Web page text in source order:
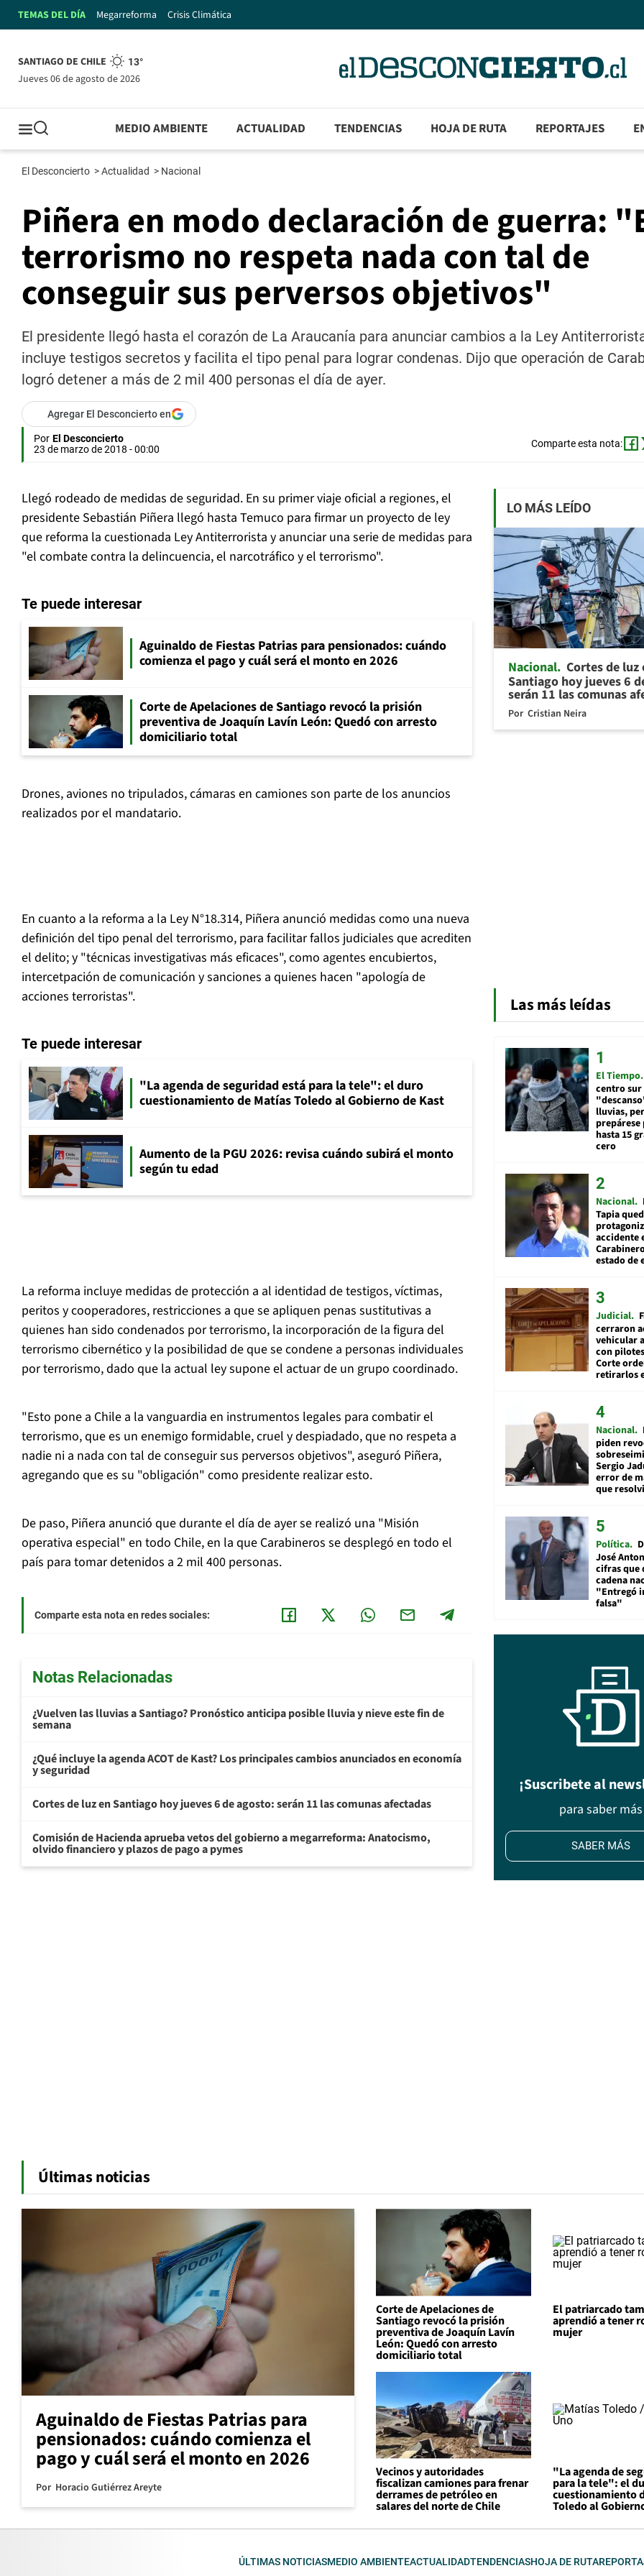
TEMAS DEL DÍA Megarreforma Crisis Climática
SANTIAGO DE CHILE 13°
jueves 06 de agosto de 2026
MEDIO AMBIENTE ACTUALIDAD TENDENCIAS HOJA DE RUTA REPORTAJES
El Desconcierto >Actualidad > Nacional
Piñera en modo declaración de guerra:
terrorismo no respeta nada con tal de
conseguir sus perversos objetivos"
El presidente llegó hasta el corazón de La Araucanía para anunciar cambios a la Ley
incluye testigos secretos y facilita el tipo penal para lograr condenas. Dijo que operación de
logró detener a más de 2 mil 400 personas el día de ayer.
Agregar El Desconcierto en
Por El Desconcierto
23 de marzo de 2018 - 00:00
Comparte esta nota:
Llegó rodeado de medidas de seguridad. En su primer viaje oficial a regiones, el
presidente Sebastián Piñera llegó hasta Temuco para firmar un proyecto de ley
que reforma la cuestionada Ley Antiterrorista y anunciar una serie de medidas para
"el combate contra la delincuencia, el narcotráfico y el terrorismo".
Te puede interesar
Aguinaldo de Fiestas Patrias para pensionados: cuándo
comienza el pago y cuál será el monto en 2026
Corte de Apelaciones de Santiago revocó la prisión
preventiva de Joaquín Lavín León: Quedó con arresto
domiciliario total
Drones, aviones no tripulados, cámaras en camiones son parte de los anuncios
realizados por el mandatario.
En cuanto a la reforma a la Ley N°18.314, Piñera anunció medidas como una nueva
definición del tipo penal del terrorismo, para facilitar fallos judiciales que acrediten
el delito; y "técnicas investigativas más eficaces", como agentes encubiertos,
intercetpación de comunicación y sanciones a quienes hacen "apología de
acciones terroristas".
Te puede interesar
"La agenda de seguridad está para la tele": el duro
cuestionamiento de Matías Toledo al Gobierno de Kast
Aumento de la PGU 2026: revisa cuándo subirá el monto
según tu edad
La reforma incluye medidas de protección a al identidad de testigos, víctimas,
peritos y cooperadores, restricciones a que se apliquen penas sustitutivas a
quienes han sido condenados por terrorismo, la incorporación de la figura del
terrorismo cibernético y la posibilidad de que se condene a personas individuales
por terrorismo, dado que la actual ley supone el actuar de un grupo coordinado.
"Esto pone a Chile a la vanguardia en instrumentos legales para combatir el
terrorismo, que es un enemigo formidable, cruel y despiadado, que no respeta a
nadie ni a nada con tal de conseguir sus perversos objetivos", aseguró Piñera,
agregando que es su "obligación" como presidente realizar esto.
De paso, Piñera anunció que durante el día de ayer se realizó una "Misión
operativa especial" en todo Chile, en la que Carabineros se desplegó en todo el
país para tomar detenidos a 2 mil 400 personas.
Comparte esta nota en redes sociales:
Notas Relacionadas
¿Vuelven las lluvias a Santiago? Pronóstico anticipa posible lluvia y nieve este fin de
semana
¿Qué incluye la agenda ACOT de Kast? Los principales cambios anunciados en economía
y seguridad
Cortes de luz en Santiago hoy jueves 6 de agosto: serán 11 las comunas afectadas
Comisión de Hacienda aprueba vetos del gobierno a megarreforma: Anatocismo,
olvido financiero y plazos de pago a pymes
LO MÁS LEÍDO
Nacional Cortes de luz
Santiago hoy jueves 6
serán 11 las comunas
Por Cristian Neira
Las más leídas
El Tiempo
centro
lluvias,
hasta 15
cero
Nacional
Tapia
accidente
estado de
Judicial
cerraron
vehicular
con
Corte
retirarlos
Nacional
piden
Sergio
error de
que
Política
José
cifras que
cadena
"Entregó
falsa"
¡Suscribete al
para saber más
SABER MÁS
Últimas noticias
Aguinaldo de Fiestas Patrias para
pensionados: cuándo comienza el
pago y cuál será el monto en 2026
Por Horacio Gutiérrez Areyte
Corte de Apelaciones de
Santiago revocó la prisión
preventiva de Joaquín Lavín
León: Quedó con arresto
domiciliario total
El patriarcado
aprendió a tener
mujer
Vecinos y autoridades
fiscalizan camiones para frenar
derrames de petróleo en
salares del norte de Chile
"La agenda de
para la tele": el
cuestionamiento
Toledo al
ÚLTIMAS NOTICIASMEDIO AMBIENTEACTUALIDADTENDENCIASHOJA DE RUTA